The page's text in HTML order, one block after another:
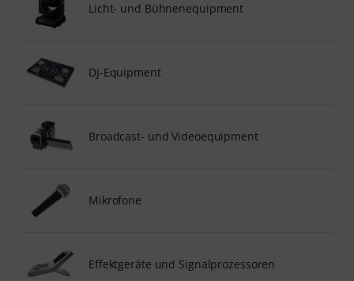
Licht- und Bühnenequipment
DJ-Equipment
Broadcast- und Videoequipment
Mikrofone
Effektgeräte und Signalprozessoren